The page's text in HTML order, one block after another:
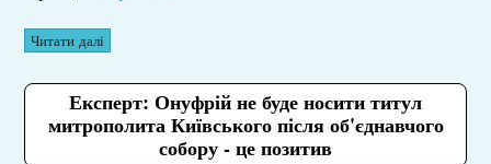
Читати далі
Експерт: Онуфрій не буде носити титул
митрополита Київського після об'єднавчого
собору - це позитив